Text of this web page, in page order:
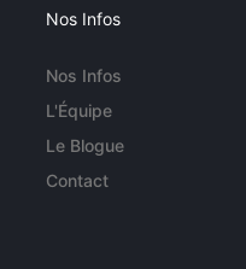
Nos Infos
Nos Infos
L'Équipe
Le Blogue
Contact